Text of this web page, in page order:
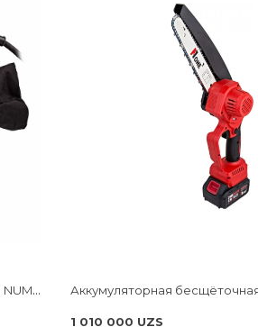
Экцентриковая шлифовальная машина NUMBER ONE ES500-PRO
1 010 000 UZS